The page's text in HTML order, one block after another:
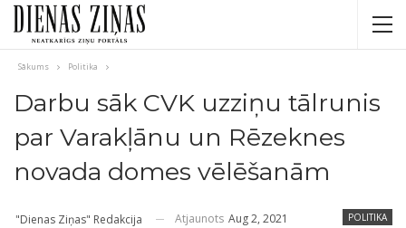
Sākums Politika
Darbu sāk CVK uzziņu tālrunis
par Varakļānu un Rēzeknes
novada domes vēlēšanām
POLITIKA
"Dienas Ziņas" Redakcija Atjaunots Aug 2, 2021